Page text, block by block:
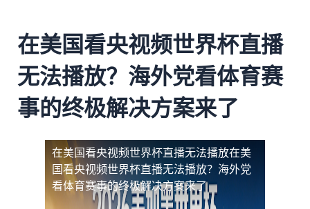
在美国看央视频世界杯直播
无法播放？海外党看体育赛
事的终极解决方案来了
在美国看央视频世界杯直播无法播放在美
国看央视频世界杯直播无法播放？海外党
看体育赛事的终极解决方案来了